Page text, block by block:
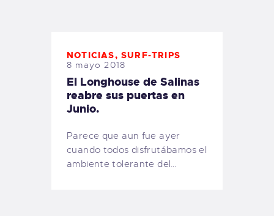
NOTICIAS,SURF-TRIPS
8 mayo 2018
El Longhouse de Salinas
reabre sus puertas en
Junio.
Parece que aun fue ayer
cuando todos disfrutábamos el
ambiente tolerante del…